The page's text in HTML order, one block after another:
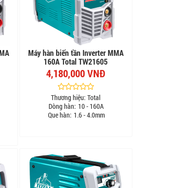
Máy hàn biến tần Inverter MMA
160A Total TW21605
4,180,000 VNĐ
Thương hiệu: Total
Dòng hàn: 10 - 160A
Que hàn: 1.6 - 4.0mm